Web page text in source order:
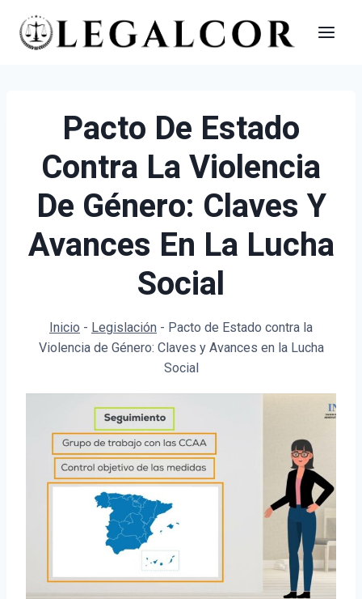
Saltar
Pacto De Estado
Contra La Violencia
De Género: Claves Y
Avances En La Lucha
Social
Inicio - Legislación - Pacto de Estado contra la
Violencia de Género: Claves y Avances en la Lucha
Social